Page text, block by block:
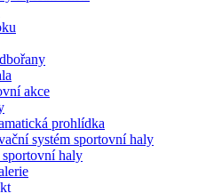
akce
prohlídka
systém sportovní haly
haly